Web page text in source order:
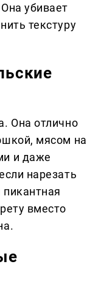
убивает
текстуру
Она отлично
мясом на
и даже
нарезать
вместо